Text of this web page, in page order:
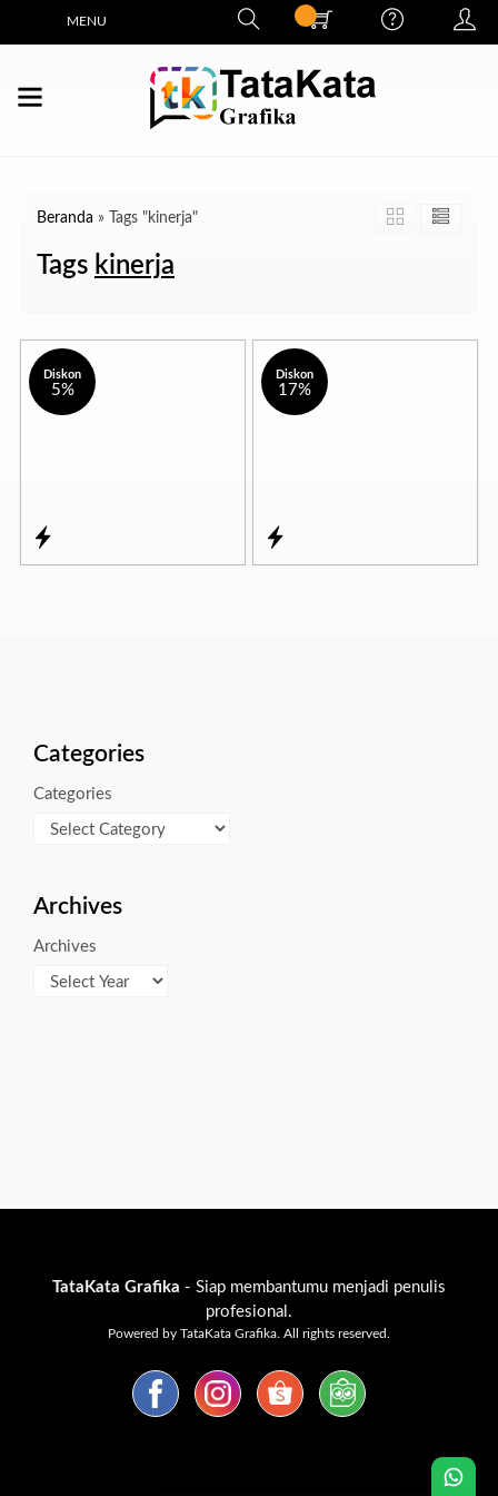
MENU
Beranda » Tags "kinerja"
Tags kinerja
Diskon
5%
Diskon
17%
Categories
Categories
Archives
Archives
TataKata Grafika - Siap membantumu menjadi penulis
profesional.
Powered by TataKata Grafika. All rights reserved.